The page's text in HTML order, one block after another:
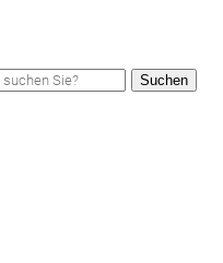
Suchen